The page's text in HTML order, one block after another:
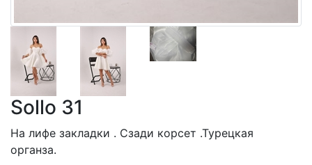
Sollo 31
На лифе закладки . Сзади корсет .Турецкая
органза.